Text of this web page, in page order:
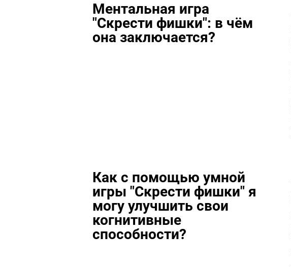
Ментальная игра
"Скрести фишки": в чём
она заключается?
Как с помощью умной
игры "Скрести фишки" я
могу улучшить свои
когнитивные
способности?